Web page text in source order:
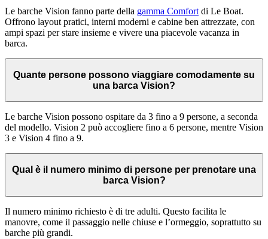
Le barche Vision fanno parte della gamma Comfort di Le Boat.
Offrono layout pratici, interni moderni e cabine ben attrezzate, con
ampi spazi per stare insieme e vivere una piacevole vacanza in
barca.
Quante persone possono viaggiare comodamente su
una barca Vision?
Le barche Vision possono ospitare da 3 fino a 9 persone, a seconda
del modello. Vision 2 può accogliere fino a 6 persone, mentre Vision
3 e Vision 4 fino a 9.
Qual è il numero minimo di persone per prenotare una
barca Vision?
Il numero minimo richiesto è di tre adulti. Questo facilita le
manovre, come il passaggio nelle chiuse e l’ormeggio, soprattutto su
barche più grandi.